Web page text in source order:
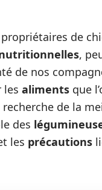
de
,
de nos
les aliments que
de la
des
les précautions